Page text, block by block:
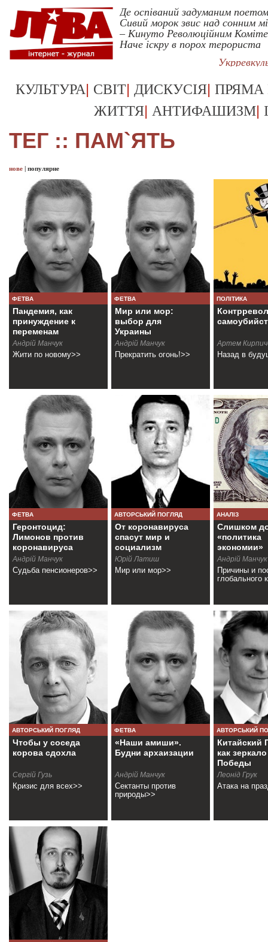
Де оспіваний задуманим поетом
Сивий морок звис над сонним
– Кинуто Революційним
Наче іскру в порох терориста
КУЛЬТУРА| СВІТ| ДИСКУСІЯ| ПРЯМА
ЖИТТЯ| АНТИФАШИЗМ|
ТЕГ :: ПАМ`ЯТЬ
нове | популярне
ФЕТВА
Пандемия, как
принуждение к
переменам
Андрій Манчук
Жити по новому>>
ФЕТВА
Мир или мор:
выбор для
Украины
Андрій Манчук
Прекратить огонь!>>
ПОЛІТИКА
Артем
Назад в
ФЕТВА
Геронтоцид:
Лимонов против
коронавируса
Андрій Манчук
Судьба пенсионеров>>
АВТОРСЬКИЙ ПОГЛЯД
От коронавируса
спасут мир и
социализм
Юрій Латиш
Мир или мор>>
АНАЛІЗ
Слишком
«политика
экономии»
Андрій Манчук
Причины и
глобального
АВТОРСЬКИЙ ПОГЛЯД
Чтобы у соседа
корова сдохла
Сергій Гузь
Кризис для всех>>
ФЕТВА
«Наши амиши».
Будни архаизации
Андрій Манчук
Сектанты против
природы>>
АВТОРСЬКИЙ
Китайский
как зеркало
Победы
Леонід Грук
Атака на